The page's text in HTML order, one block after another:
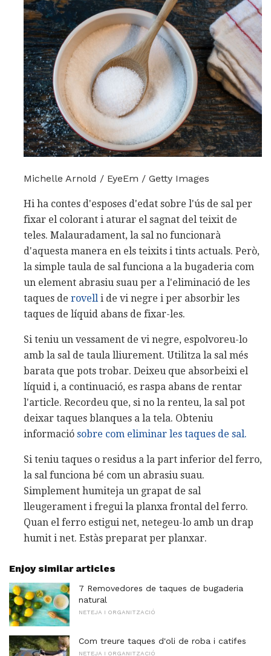
Michelle Arnold / EyeEm / Getty Images
Hi ha contes d'esposes d'edat sobre l'ús de sal per
fixar el colorant i aturar el sagnat del teixit de
teles. Malauradament, la sal no funcionarà
d'aquesta manera en els teixits i tints actuals. Però,
la simple taula de sal funciona a la bugaderia com
un element abrasiu suau per a l'eliminació de les
taques de rovell i de vi negre i per absorbir les
taques de líquid abans de fixar-les.
Si teniu un vessament de vi negre, espolvoreu-lo
amb la sal de taula lliurement. Utilitza la sal més
barata que pots trobar. Deixeu que absorbeixi el
líquid i, a continuació, es raspa abans de rentar
l'article. Recordeu que, si no la renteu, la sal pot
deixar taques blanques a la tela. Obteniu
informació sobre com eliminar les taques de sal.
Si teniu taques o residus a la part inferior del ferro,
la sal funciona bé com un abrasiu suau.
Simplement humiteja un grapat de sal
lleugerament i fregui la planxa frontal del ferro.
Quan el ferro estigui net, netegeu-lo amb un drap
humit i net. Estàs preparat per planxar.
Enjoy similar articles
7 Removedores de taques de bugaderia
natural
NETEJA I ORGANITZACIÓ
Com treure taques d'oli de roba i catifes
NETEJA I ORGANITZACIÓ